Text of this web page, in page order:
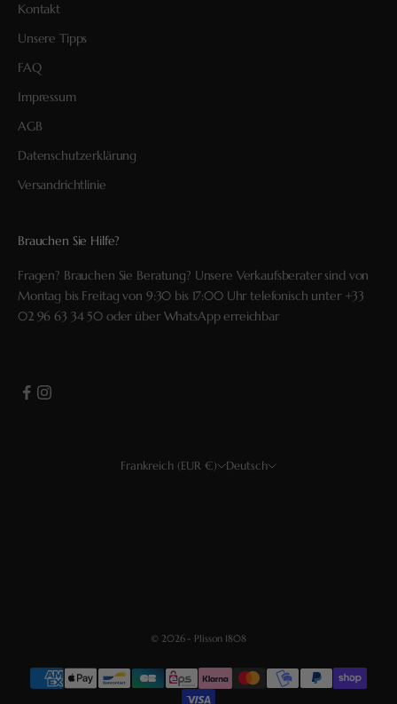
Kontakt
Unsere Tipps
FAQ
Impressum
AGB
Datenschutzerklärung
Versandrichtlinie
Brauchen Sie Hilfe?
Fragen? Brauchen Sie Beratung? Unsere Verkaufsberater sind von
Montag bis Freitag von 9:30 bis 17:00 Uhr telefonisch unter +33
02 96 63 34 50 oder überWhatsApperreichbar
Frankreich (EUR €) Deutsch
© 2026 - Plisson 1808